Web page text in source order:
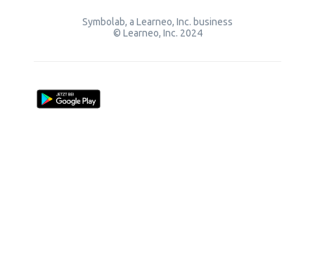
Symbolab, a Learneo, Inc. business
© Learneo, Inc. 2024